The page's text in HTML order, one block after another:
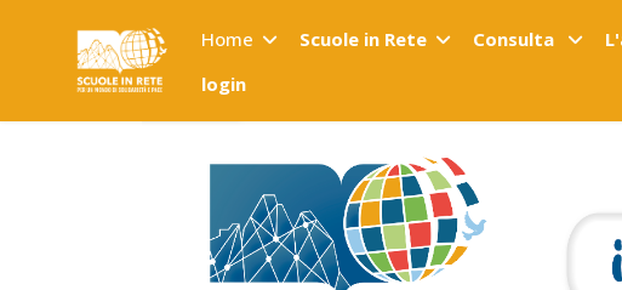
Home Scuole in Rete Consulta
login